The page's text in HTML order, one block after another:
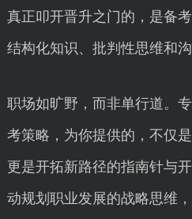
真正叩开晋升之门的，是备
结构化知识、批判性思维和沟
职场如旷野，而非单行道。
考策略，为你提供的，不仅
更是开拓新路径的指南针与
动规划职业发展的战略思维